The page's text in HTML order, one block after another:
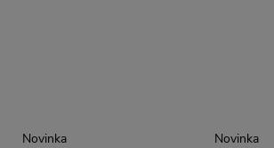
Novinka Novinka